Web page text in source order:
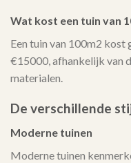
Wat kost een tuin van
Een tuin van 100m2 kost
€15000, afhankelijk van
materialen.
De verschillende
Moderne tuinen
Moderne tuinen